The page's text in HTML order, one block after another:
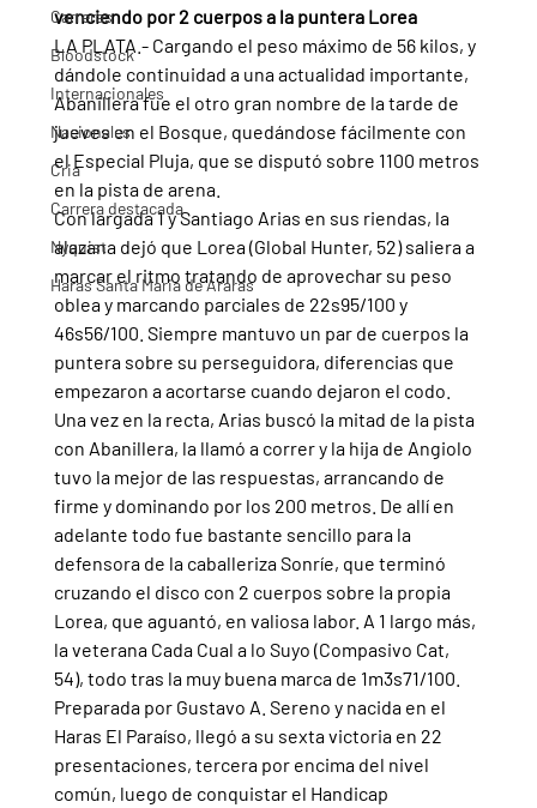
Carreras
Bloodstock
Internacionales
Nacionales
Cria
Carrera destacada
Nyquist
Haras Santa Maria de Araras
venciendo por 2 cuerpos a la puntera Lorea
LA PLATA.- Cargando el peso máximo de 56 kilos, y
dándole continuidad a una actualidad importante,
Abanillera fue el otro gran nombre de la tarde de
jueves en el Bosque, quedándose fácilmente con
el Especial Pluja, que se disputó sobre 1100 metros
en la pista de arena.
Con largada 1 y Santiago Arias en sus riendas, la
alazana dejó que Lorea (Global Hunter, 52) saliera a
marcar el ritmo tratando de aprovechar su peso
oblea y marcando parciales de 22s95/100 y
46s56/100. Siempre mantuvo un par de cuerpos la
puntera sobre su perseguidora, diferencias que
empezaron a acortarse cuando dejaron el codo.
Una vez en la recta, Arias buscó la mitad de la pista
con Abanillera, la llamó a correr y la hija de Angiolo
tuvo la mejor de las respuestas, arrancando de
firme y dominando por los 200 metros. De allí en
adelante todo fue bastante sencillo para la
defensora de la caballeriza Sonríe, que terminó
cruzando el disco con 2 cuerpos sobre la propia
Lorea, que aguantó, en valiosa labor. A 1 largo más,
la veterana Cada Cual a lo Suyo (Compasivo Cat,
54), todo tras la muy buena marca de 1m3s71/100.
Preparada por Gustavo A. Sereno y nacida en el
Haras El Paraíso, llegó a su sexta victoria en 22
presentaciones, tercera por encima del nivel
común, luego de conquistar el Handicap